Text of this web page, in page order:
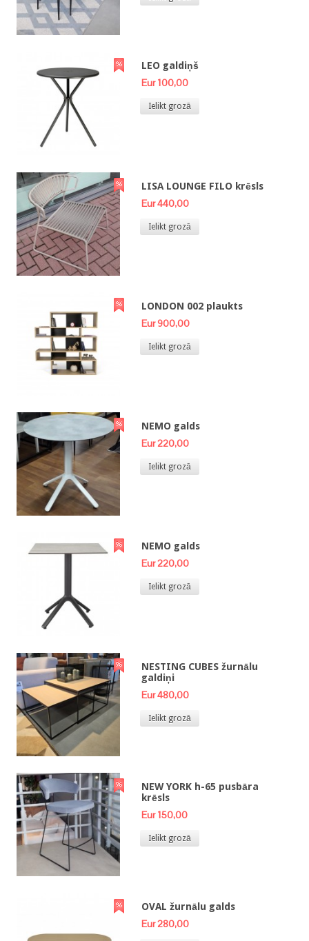
LEO galdiņš
Eur 100,00
Ielikt grozā
LISA LOUNGE FILO krēsls
Eur 440,00
Ielikt grozā
LONDON 002 plaukts
Eur 900,00
Ielikt grozā
NEMO galds
Eur 220,00
Ielikt grozā
NEMO galds
Eur 220,00
Ielikt grozā
NESTING CUBES žurnālu
galdiņi
Eur 480,00
Ielikt grozā
NEW YORK h-65 pusbāra
krēsls
Eur 150,00
Ielikt grozā
OVAL žurnālu galds
Eur 280,00